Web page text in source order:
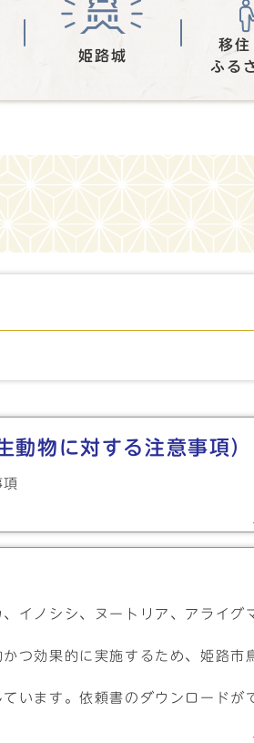
姫路城
移住
ふる
動物に対する注意事項）
イノシシ、ヌートリア、アライグ
つ効果的に実施するため、姫路市
います。依頼書のダウンロードが